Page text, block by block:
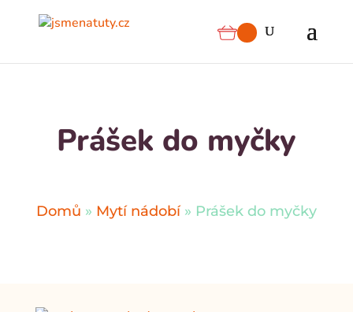
Prášek do myčky
Domů » Mytí nádobí» Prášek do myčky